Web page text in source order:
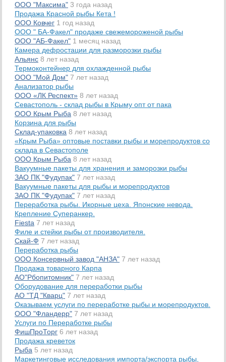
ООО "Максима" 3 года назад
Продажа Красной рыбы Кета !
ООО Ковчег 1 год назад
ООО " БА-Факел" продаже свежемороженой рыбы
ООО "АБ-Факел" 1 месяц назад
Камера дефростации для разморозки рыбы
Альянс 8 лет назад
Термоконтейнер для охлажденной рыбы
ООО "Мой Дом" 7 лет назад
Анализатор рыбы
ООО «ЛК Респект» 8 лет назад
Севастополь - склад рыбы в Крыму опт от пака
ООО Крым Рыба 8 лет назад
Корзина для рыбы
Склад-упаковка 8 лет назад
«Крым Рыба» оптовые поставки рыбы и морепродуктов со
склада в Севастополе
ООО Крым Рыба 8 лет назад
Вакуумные пакеты для хранения и заморозки рыбы
ЗАО ПК "Фудупак" 7 лет назад
Вакуумные пакеты для рыбы и морепродуктов
ЗАО ПК "Фудупак" 7 лет назад
Переработка рыбы. Икорные цеха. Японские невода.
Крепление Суперанкер.
Fiesta 7 лет назад
Филе и стейки рыбы от производителя.
Скай-Ф 7 лет назад
Переработка рыбы
ООО Консервный завод "АНЗА" 7 лет назад
Продажа товарного Карпа
АО"Рбопитомник" 7 лет назад
Оборудование для переработки рыбы
АО "ТД "Кварц" 7 лет назад
Оказываем услуги по переработке рыбы и морепродуктов.
ООО "Фландерр" 7 лет назад
Услуги по Переработке рыбы
ФишПроТорг 6 лет назад
Продажа креветок
Рыба 5 лет назад
Маркетинговые исследования импорта/экспорта рыбы.